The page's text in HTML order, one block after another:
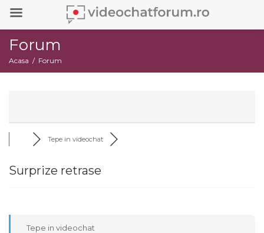
Forum
Acasa Forum
Tepe in videochat
Surprize retrase
Tepe in videochat